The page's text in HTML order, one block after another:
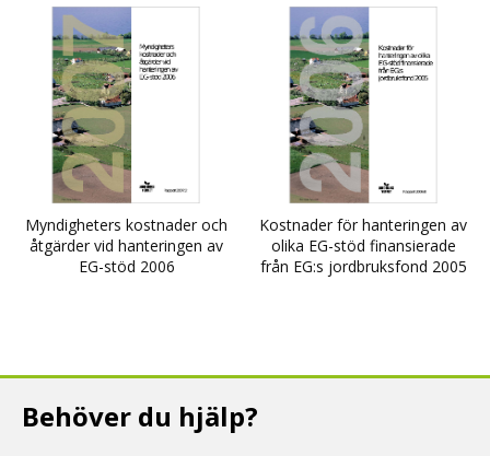
Myndigheters kostnader och
åtgärder vid hanteringen av
EG-stöd 2006
Kostnader för hanteringen av
olika EG-stöd finansierade
från EG:s jordbruksfond 2005
Behöver du hjälp?